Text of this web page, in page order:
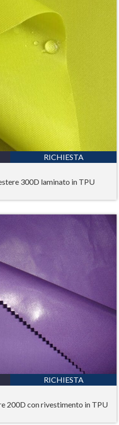
RICHIESTA
300D laminato in TPU
RICHIESTA
200D con rivestimento in TPU